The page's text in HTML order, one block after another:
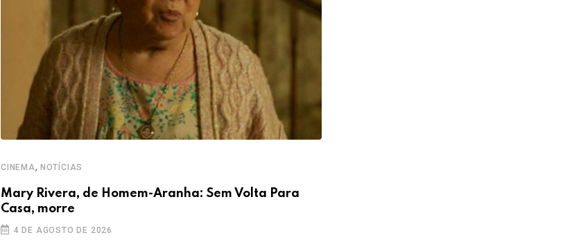
CINEMA, NOTÍCIAS
Mary Rivera, de Homem-Aranha: Sem Volta Para
Casa, morre
4 DE AGOSTO DE 2026